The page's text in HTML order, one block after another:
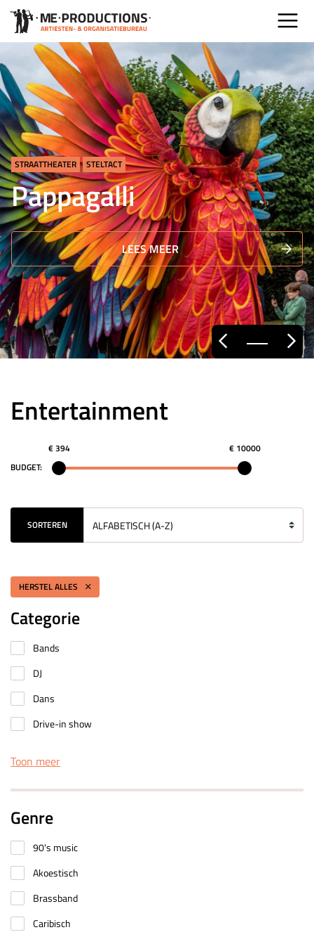
STRAATTHEATER STELTACT
Pappagalli
LEES MEER
Entertainment
BUDGET:
€ 394 € 10000
SORTEREN
HERSTEL ALLES
Categorie
Bands
DJ
Dans
Drive-in show
Toon meer
Genre
90's music
Akoestisch
Brassband
Caribisch